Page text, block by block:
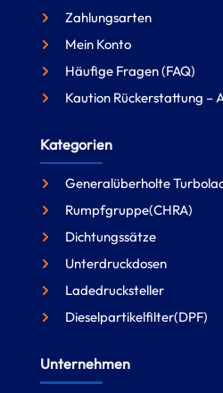
Zahlungsarten
Mein Konto
Häufige Fragen (FAQ)
Kaution Rückerstattung –
Kategorien
Generalüberholte
Rumpfgruppe(CHRA)
Dichtungssätze
Unterdruckdosen
Ladedrucksteller
Dieselpartikelfilter(DPF)
Unternehmen